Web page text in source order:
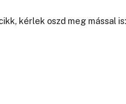
kérlek oszd meg mással is: